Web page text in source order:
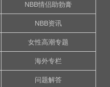
NBB情侣助勃膏
NBB资讯
女性高潮专题
海外专栏
问题解答